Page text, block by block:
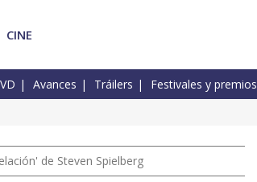
CINE
Avances Tráilers Festivales y premios
de Steven Spielberg